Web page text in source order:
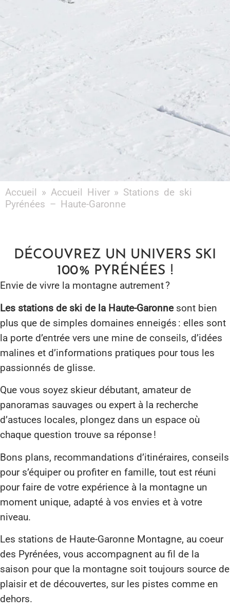
Accueil » Accueil Hiver» Stations de ski
Pyrénées – Haute-Garonne
DÉCOUVREZ UN UNIVERS SKI
100 % PYRÉNÉES !
Envie de vivre la montagne autrement ?
Les stations de ski de la Haute-Garonnesont bien
plus que de simples domaines enneigés : elles sont
la porte d’entrée vers une mine de conseils, d’idées
malines et d’informations pratiques pour tous les
passionnés de glisse.
Que vous soyez skieur débutant, amateur de
panoramas sauvages ou expert à la recherche
d’astuces locales, plongez dans un espace où
chaque question trouve sa réponse !
Bons plans, recommandations d’itinéraires, conseils
pour s’équiper ou profiter en famille, tout est réuni
pour faire de votre expérience à la montagne un
moment unique, adapté à vos envies et à votre
niveau.
Les stations de Haute-Garonne Montagne, au coeur
des Pyrénées, vous accompagnent au fil de la
saison pour que la montagne soit toujours source de
plaisir et de découvertes, sur les pistes comme en
dehors.